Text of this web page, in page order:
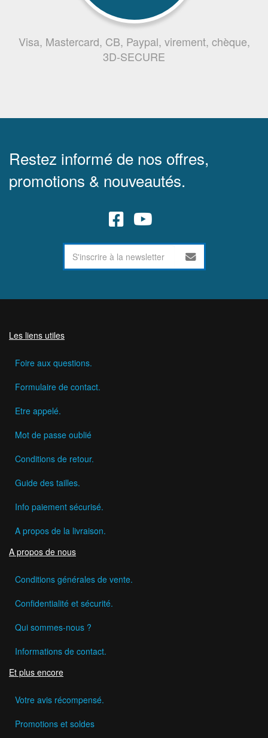
Visa, Mastercard, CB, Paypal, virement, chèque,
3D-SECURE
Restez informé de nos offres,
promotions & nouveautés.
Les liens utiles
Foire aux questions.
Formulaire de contact.
Etre appelé.
Mot de passe oublié
Conditions de retour.
Guide des tailles.
Info paiement sécurisé.
A propos de la livraison.
A propos de nous
Conditions générales de vente.
Confidentialité et sécurité.
Qui sommes-nous ?
Informations de contact.
Et plus encore
Votre avis récompensé.
Promotions et soldes